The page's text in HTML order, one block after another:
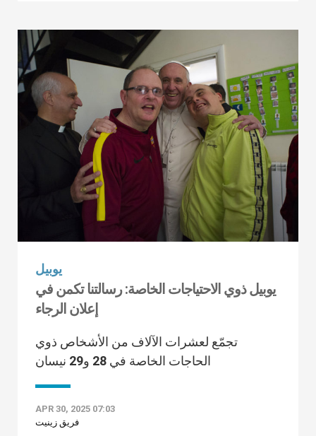
يوبيل
يوبيل ذوي الاحتياجات الخاصة: رسالتنا تكمن في
إعلان الرجاء
تجمّع لعشرات الآلاف من الأشخاص ذوي
الحاجات الخاصة في 28 و29 نيسان
APR 30, 2025 07:03
فريق زينيت